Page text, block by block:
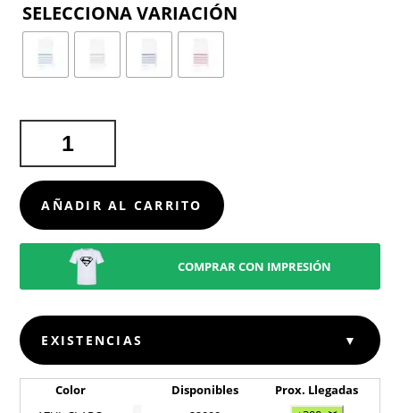
TOALLA
SALLY
CANTIDAD
AÑADIR AL CARRITO
COMPRAR CON IMPRESIÓN
EXISTENCIAS ▼
Color Disponibles
Prox. Llegadas